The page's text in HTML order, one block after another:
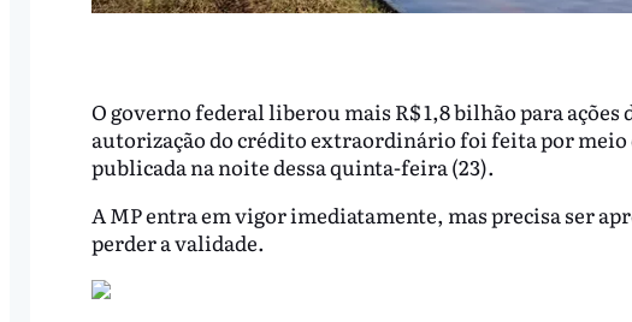
O governo federal liberou mais R$ 1,8 bilhão para
autorização do crédito extraordinário foi feita por meio
publicada na noite dessa quinta-feira (23).
A MP entra em vigor imediatamente, mas precisa ser
perder a validade.